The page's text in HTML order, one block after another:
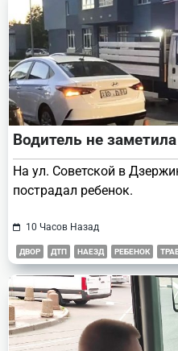
Водитель не
На ул. Советской в
пострадал ребенок.
10 Часов Назад
ДВОР ДТП НАЕЗД РЕБЕНОК